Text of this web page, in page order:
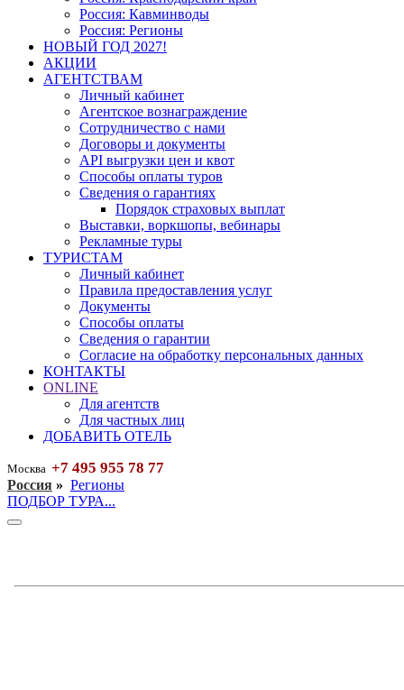
Россия: Кавминводы
Россия: Регионы
НОВЫЙ ГОД 2027!
АКЦИИ
АГЕНТСТВАМ
Личный кабинет
Агентское вознаграждение
Сотрудничество с нами
Договоры и документы
API выгрузки цен и квот
Способы оплаты туров
Сведения о гарантиях
Порядок страховых выплат
Выставки, воркшопы, вебинары
Рекламные туры
ТУРИСТАМ
Личный кабинет
Правила предоставления услуг
Документы
Способы оплаты
Сведения о гарантии
Согласие на обработку персональных данных
КОНТАКТЫ
ONLINE
Для агентств
Для частных лиц
ДОБАВИТЬ ОТЕЛЬ
Москва +7 495 955 78 77
Россия » Регионы
ПОДБОР ТУРА...